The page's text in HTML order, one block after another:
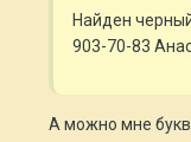
Найден
903-70-83
А можно мне